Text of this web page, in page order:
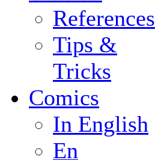
References
Tips &
Tricks
Comics
In English
En